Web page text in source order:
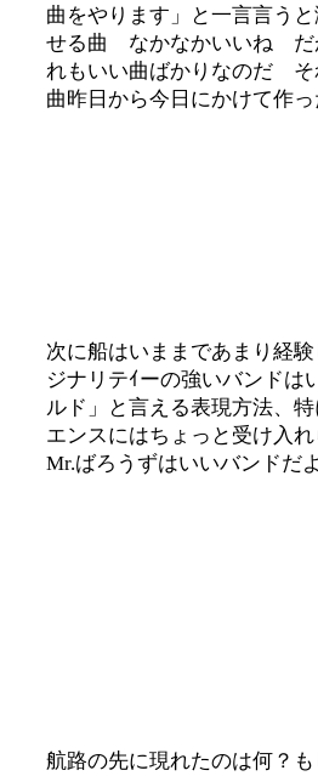
曲をやります」と一言言う
せる曲 なかなかいいね だ
れもいい曲ばかりなのだ
曲昨日から今日にかけて作
次に船はいままであまり経
ジナリテｲーの強いバンド
ルド」と言える表現方法、
エンスにはちょっと受け入
Mr.ばろうずはいいバンドだ
航路の先に現れたのは何？